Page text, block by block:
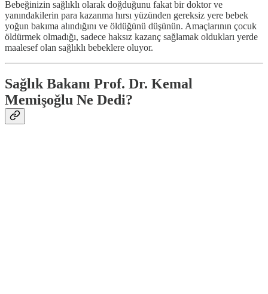
Bebeğinizin sağlıklı olarak doğduğunu fakat bir doktor ve
yanındakilerin para kazanma hırsı yüzünden gereksiz yere bebek
yoğun bakıma alındığını ve öldüğünü düşünün. Amaçlarının çocuk
öldürmek olmadığı, sadece haksız kazanç sağlamak oldukları yerde
maalesef olan sağlıklı bebeklere oluyor.
Sağlık Bakanı Prof. Dr. Kemal
Memişoğlu Ne Dedi?